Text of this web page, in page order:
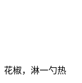
花椒，淋一勺热